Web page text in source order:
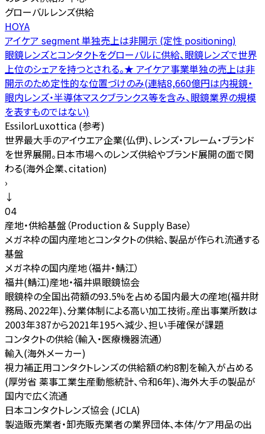
グローバルレンズ供給
HOYA
アイケア segment 単独売上は非開示 (定性 positioning)
眼鏡レンズとコンタクトをグローバルに供給、眼鏡レンズで世界
上位のシェアを持つとされる。★ アイケア事業単独の売上は非
開示のため定性的な位置づけのみ(連結8,660億円は内視鏡・
眼内レンズ・半導体マスクブランクス等を含み、眼鏡業界の規模
を表すものではない)
EssilorLuxottica (参考)
世界最大手のアイウエア企業(仏伊)、レンズ・フレーム・ブランド
を世界展開。日本市場へのレンズ供給やブランド展開の面で関
わる(海外企業、citation)
›
↓
04
産地・供給基盤（Production & Supply Base）
メガネ枠の国内産地とコンタクトの供給、製品が作られ流通する
基盤
メガネ枠の国内産地（福井・鯖江）
福井(鯖江)産地・福井県眼鏡協会
眼鏡枠の全国出荷額の93.5%を占める国内最大の産地(福井財
務局、2022年)、分業体制による高い加工技術。産出事業所数は
2003年387から2021年195へ減少、担い手確保が課題
コンタクトの供給（輸入・医療機器流通）
輸入(海外メーカー)
視力補正用コンタクトレンズの供給額の約8割を輸入が占める
(厚労省 薬事工業生産動態統計、令和6年)、海外大手の製品が
国内で広く流通
日本コンタクトレンズ協会 (JCLA)
製造販売業者・卸売販売業者の業界団体、本体/ケア用品の出